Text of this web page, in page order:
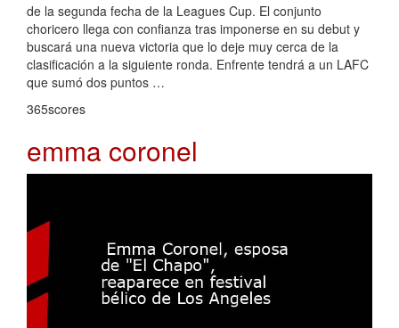
de la segunda fecha de la Leagues Cup. El conjunto
choricero llega con confianza tras imponerse en su debut y
buscará una nueva victoria que lo deje muy cerca de la
clasificación a la siguiente ronda. Enfrente tendrá a un LAFC
que sumó dos puntos …
365scores
emma coronel